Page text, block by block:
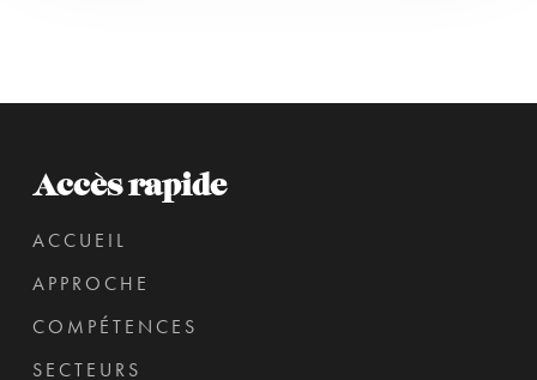
Accès rapide
ACCUEIL
APPROCHE
COMPÉTENCES
SECTEURS